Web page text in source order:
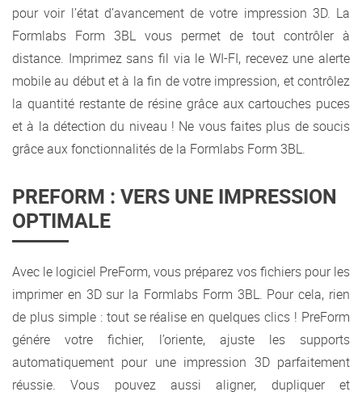
pour voir l’état d’avancement de votre impression 3D. La
Formlabs Form 3BL vous permet de tout contrôler à
distance. Imprimez sans fil via le WI-FI, recevez une alerte
mobile au début et à la fin de votre impression, et contrôlez
la quantité restante de résine grâce aux cartouches puces
et à la détection du niveau ! Ne vous faites plus de soucis
grâce aux fonctionnalités de la Formlabs Form 3BL.
PREFORM : VERS UNE IMPRESSION
OPTIMALE
Avec le logiciel PreForm, vous préparez vos fichiers pour les
imprimer en 3D sur la Formlabs Form 3BL. Pour cela, rien
de plus simple : tout se réalise en quelques clics ! PreForm
génére votre fichier, l’oriente, ajuste les supports
automatiquement pour une impression 3D parfaitement
réussie. Vous pouvez aussi aligner, dupliquer et